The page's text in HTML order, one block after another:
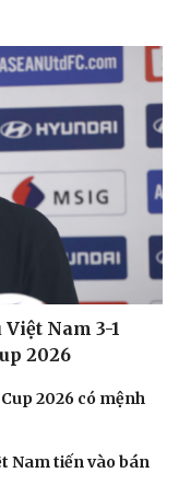
Nam 3-1
2026
2026 có mệnh
Nam tiến vào bán